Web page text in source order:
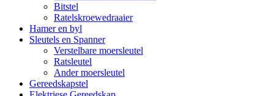
Bitstel
Ratelskroewedraaier
Hamer en byl
Sleutels en Spanner
Verstelbare moersleutel
Ratsleutel
Ander moersleutel
Gereedskapstel